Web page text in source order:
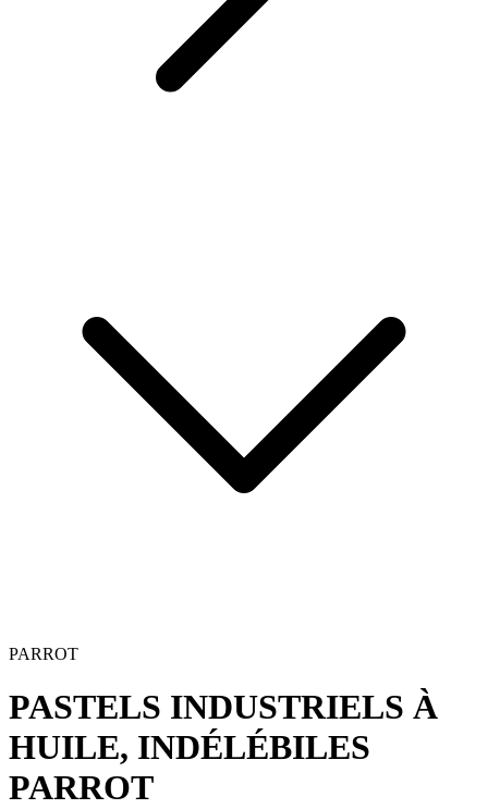
PARROT
PASTELS INDUSTRIELS À
HUILE, INDÉLÉBILES
PARROT